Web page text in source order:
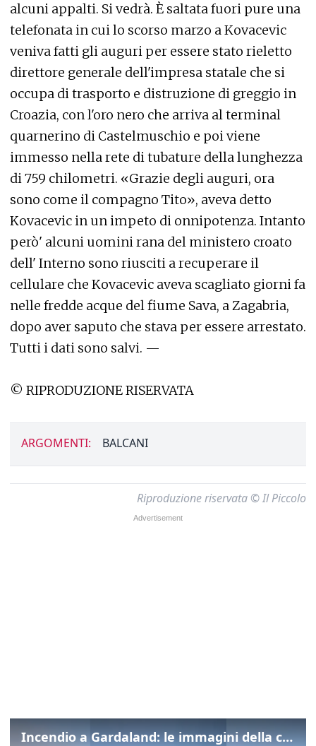
alcuni appalti. Si vedrà. È saltata fuori pure una
telefonata in cui lo scorso marzo a Kovacevic
veniva fatti gli auguri per essere stato rieletto
direttore generale dell'impresa statale che si
occupa di trasporto e distruzione di greggio in
Croazia, con l'oro nero che arriva al terminal
quarnerino di Castelmuschio e poi viene
immesso nella rete di tubature della lunghezza
di 759 chilometri. «Grazie degli auguri, ora
sono come il compagno Tito», aveva detto
Kovacevic in un impeto di onnipotenza. Intanto
però' alcuni uomini rana del ministero croato
dell' Interno sono riusciti a recuperare il
cellulare che Kovacevic aveva scagliato giorni fa
nelle fredde acque del fiume Sava, a Zagabria,
dopo aver saputo che stava per essere arrestato.
Tutti i dati sono salvi. —
© RIPRODUZIONE RISERVATA
ARGOMENTI: BALCANI
Riproduzione riservata © Il Piccolo
Incendio a Gardaland: le immagini della colonna di fumo